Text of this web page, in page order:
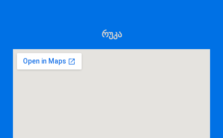
რუკა